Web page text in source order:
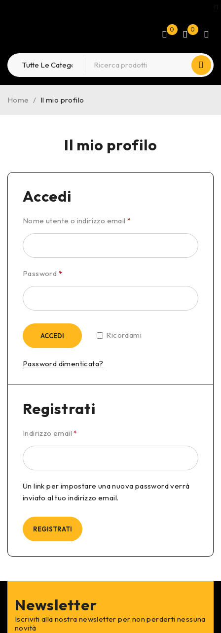
0 0
Il mio profilo
Home / Il mio profilo
Accedi
Nome utente o indirizzo email *
Password *
Ricordami
ACCEDI
Password dimenticata?
Registrati
Indirizzo email*
Un link per impostare una nuova password verrà
inviato al tuo indirizzo email.
REGISTRATI
Newsletter
Iscriviti alla nostra newsletter per non perderti nessuna
novità